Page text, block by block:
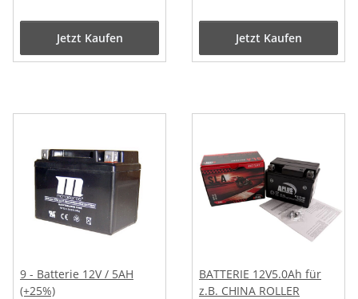
Jetzt Kaufen Jetzt Kaufen
9 - Batterie 12V / 5AH
(+25%)
BATTERIE 12V5.0Ah für
z.B. CHINA ROLLER